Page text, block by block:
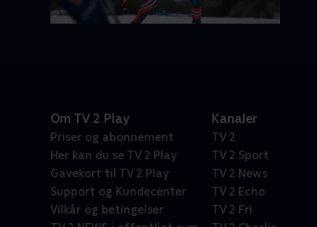
Om TV 2 Play
Priser og abonnement
Her kan du se TV 2 Play
Gavekort til TV 2 Play
Support og Kundecenter
Vilkår og betingelser
Kanaler
TV 2
TV 2 Sport
TV 2 News
TV 2 Echo
TV 2 Fri